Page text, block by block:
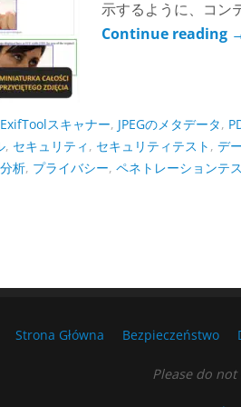
示するように、コン
Continue reading
ExifToolスキャナー, JPEGのメタデータ,
, セキュリティ , セキュリティテスト , デ
析, プライバシー, ペネトレーションテ
Strona Główna Bezpieczeństwo
Please do